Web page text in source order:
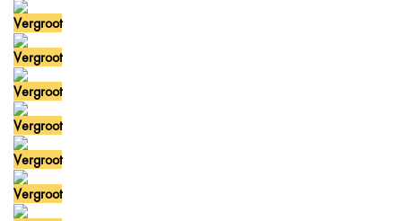
Vergroot
Vergroot
Vergroot
Vergroot
Vergroot
Vergroot